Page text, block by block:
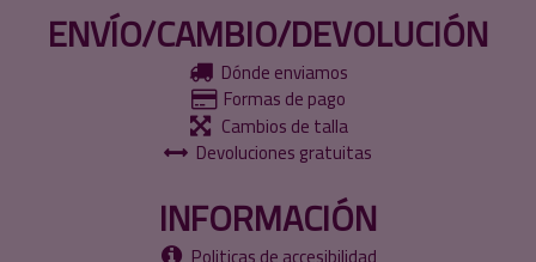
ENVÍO/CAMBIO/DEVOLUCIÓN
Dónde enviamos
Formas de pago
Cambios de talla
Devoluciones gratuitas
INFORMACIÓN